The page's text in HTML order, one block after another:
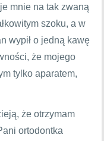
mnie na tak zwaną
szoku, a w
wypił o jedną kawę
że mojego
tylko aparatem,
że otrzymam
ortodontka